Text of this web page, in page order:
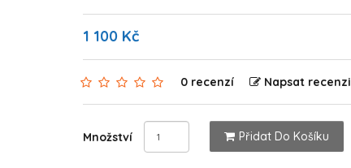
1 100 Kč
0 recenzí Napsat recenzi
Množství Přidat Do Košíku